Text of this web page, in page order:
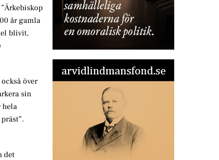
år gamla
blivit,
över
sin
hela
det